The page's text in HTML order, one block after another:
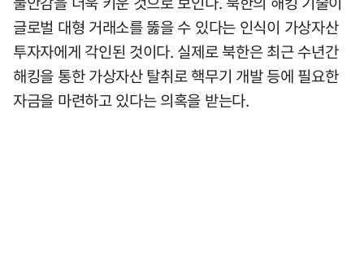
글로벌 대형 거래소를 뚫을 수 있다는 인식이 가상자산
투자자에게 각인된 것이다. 실제로 북한은 최근 수년간
해킹을 통한 가상자산 탈취로 핵무기 개발 등에 필요한
자금을 마련하고 있다는 의혹을 받는다.